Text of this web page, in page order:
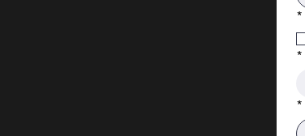
*
*
*